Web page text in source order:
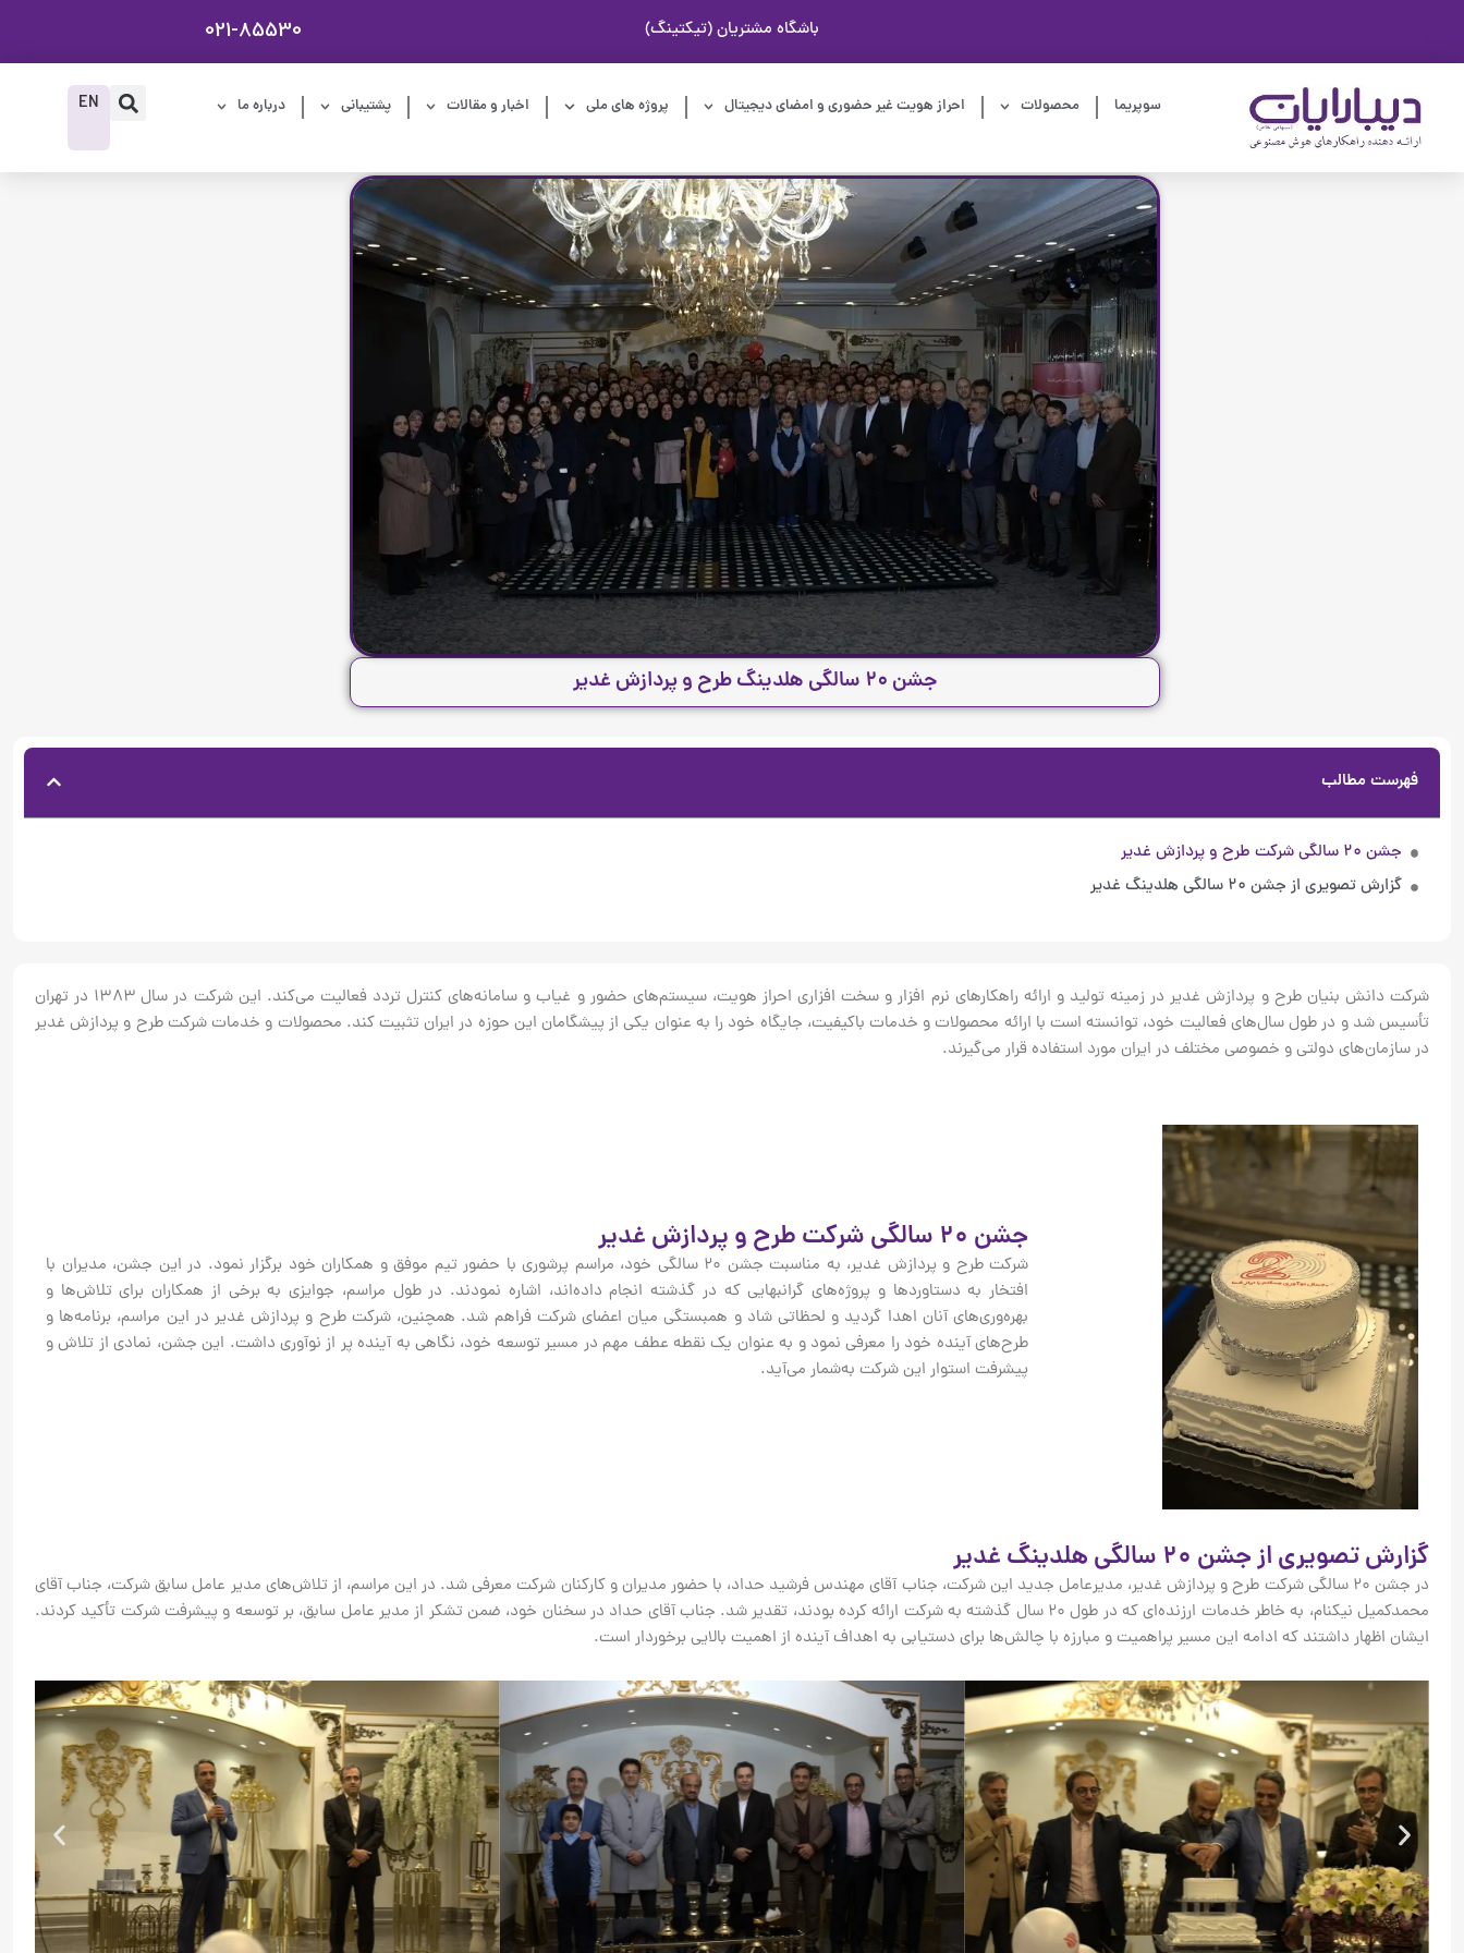
محتوا
باشگاه مشتریان (تیکتینگ) 021-85530
سوپریما محصولات احراز هویت غیر حضوری و امضای دیجیتال پروژه های ملی اخبار و مقالات پشتیبانی درباره ما Search
EN
جشن ۲۰ سالگی هلدینگ طرح و پردازش غدیر
فهرست مطالب
جشن ۲۰ سالگی شرکت طرح و پردازش غدیر
گزارش تصویری از جشن ۲۰ سالگی هلدینگ غدیر
شرکت دانش بنیان طرح و پردازش غدیر در زمینه تولید و ارائه راهکارهای نرم افزار و‌ سخت افزاری احراز هویت، سیستم‌های حضور و غیاب و سامانه‌های کنترل تردد فعالیت می‌کند. این شرکت در سال ۱۳۸۳ در تهران
تأسیس شد و در طول سال‌های فعالیت خود، توانسته است با ارائه محصولات و خدمات باکیفیت، جایگاه خود را به عنوان یکی از پیشگامان این حوزه در ایران تثبیت کند. محصولات و خدمات شرکت طرح و پردازش غدیر
در سازمان‌های دولتی و خصوصی مختلف در ایران مورد استفاده قرار می‌گیرند.
جشن ۲۰ سالگی شرکت طرح و پردازش غدیر
شرکت طرح و پردازش غدیر، به مناسبت جشن ۲۰ سالگی خود، مراسم پرشوری با حضور تیم موفق و همکاران خود برگزار نمود. در این جشن، مدیران با
افتخار به دستاوردها و پروژه‌های گرانبهایی که در گذشته انجام داده‌اند، اشاره نمودند. در طول مراسم، جوایزی به برخی از همکاران برای تلاش‌ها و
بهره‌وری‌های آنان اهدا گردید و لحظاتی شاد و همبستگی میان اعضای شرکت فراهم شد. همچنین، شرکت طرح و پردازش غدیر در این مراسم، برنامه‌ها و
طرح‌های آینده خود را معرفی نمود و به عنوان یک نقطه عطف مهم در مسیر توسعه خود، نگاهی به آینده پر از نوآوری داشت. این جشن، نمادی از تلاش و
پیشرفت استوار این شرکت به‌شمار می‌آید.
گزارش تصویری از جشن ۲۰ سالگی هلدینگ غدیر
در جشن ۲۰ سالگی شرکت طرح و پردازش غدیر، مدیرعامل جدید این شرکت، جناب آقای مهندس فرشید حداد، با حضور مدیران و کارکنان شرکت معرفی شد. در این مراسم، از تلاش‌های مدیر عامل سابق شرکت، جناب آقای
محمدکمیل نیکنام، به خاطر خدمات ارزنده‌ای که در طول ۲۰ سال گذشته به شرکت ارائه کرده بودند، تقدیر شد. جناب آقای حداد در سخنان خود، ضمن تشکر از مدیر عامل سابق، بر توسعه و پیشرفت شرکت تأکید کردند.
ایشان اظهار داشتند که ادامه این مسیر پراهمیت و مبارزه با چالش‌ها برای دستیابی به اهداف آینده از اهمیت بالایی برخوردار است.